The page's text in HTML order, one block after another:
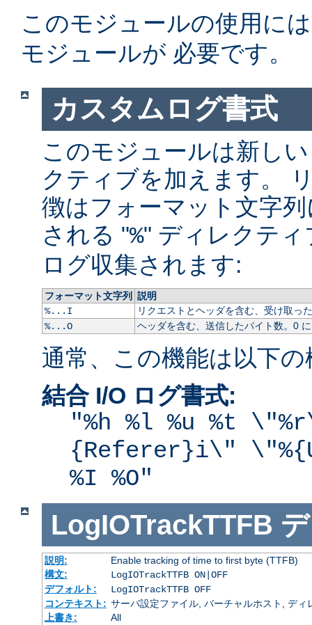
このモジュールの使用に
モジュールが 必要です。
カスタムログ書式
このモジュールは新し
クティブを加えます。
徴はフォーマット文字
される "%" ディレクテ
ログ収集されます:
フォーマット文字列
説明
%...I
リクエストとヘッダを含む、受け取っ
%...O
ヘッダを含む、送信したバイト数。0
通常、この機能は以下
結合 I/O ログ書式:
"%h %l %u %t
{Referer}i\"
%I %O"
LogIOTrackTTFB
説明:
Enable tracking of time to first byte (TTFB)
構文:
LogIOTrackTTFB ON|OFF
デフォルト:
LogIOTrackTTFB OFF
コンテキスト: サーバ設定ファイル, バーチャルホスト, ディ
上書き:
All